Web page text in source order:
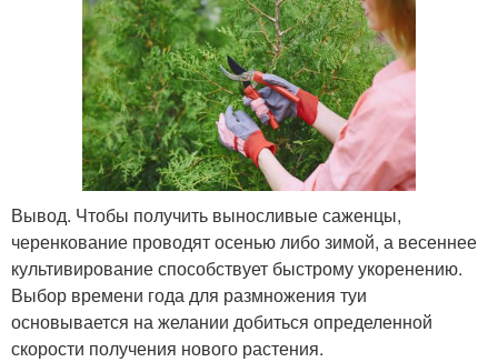
Вывод. Чтобы получить выносливые саженцы,
черенкование проводят осенью либо зимой, а весеннее
культивирование способствует быстрому укоренению.
Выбор времени года для размножения туи
основывается на желании добиться определенной
скорости получения нового растения.